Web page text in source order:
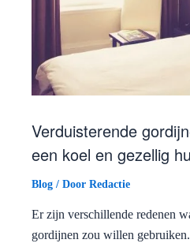
Verduisterende
een koel en gezellig
Blog / Door Redactie
Er zijn verschillende redenen
gordijnen zou willen